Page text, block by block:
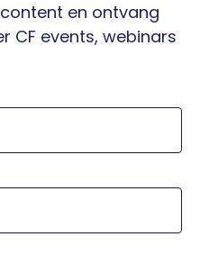
en ontvang
CF events, webinars